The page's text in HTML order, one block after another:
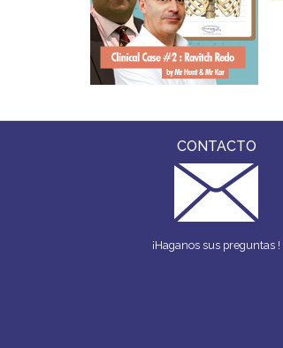
CONTACTO
¡Haganos sus preguntas !